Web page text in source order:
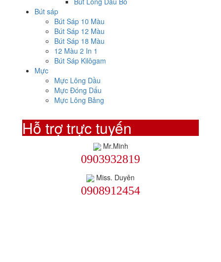
Bút sáp
Bút Sáp 10 Màu
Bút Sáp 12 Màu
Bút Sáp 18 Màu
12 Màu 2 In 1
Bút Sáp Kilôgam
Mực
Mực Lông Dầu
Mực Đóng Dấu
Mực Lông Bảng
Hỗ trợ trực tuyến
Mr.Minh
0903932819
Miss. Duyên
0908912454